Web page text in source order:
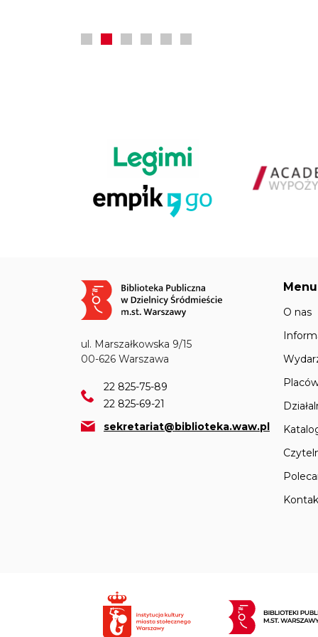
Obraz
ul. Marszałkowska 9/15
00-626 Warszawa
22 825-75-89
22 825-69-21
sekretariat@biblioteka.waw.pl
Menu
O nas